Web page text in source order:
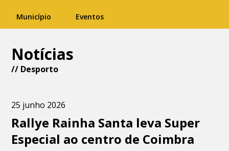
Município Eventos
Notícias
// Desporto
25 junho 2026
Rallye Rainha Santa leva Super
Especial ao centro de Coimbra